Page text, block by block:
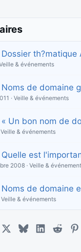
& événements
de domaine
Veille & événements
Un bon nom de
Veille & événements
est
2008 Veille &
de domaine
Veille & événements
BlueskyLinkedIn
Reddit